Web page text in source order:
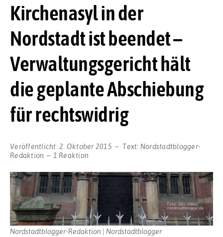
Kirchenasyl in der
Nordstadt ist beendet –
Verwaltungsgericht hält
die geplante Abschiebung
für rechtswidrig
Veröffentlicht:2. Oktober 2015 Text: Nordstadtblogger-
Redaktion
1 Reaktion
Nordstadtblogger-Redaktion | Nordstadtblogger